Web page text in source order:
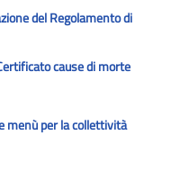
del Regolamento di
cause di morte
menù per la collettività